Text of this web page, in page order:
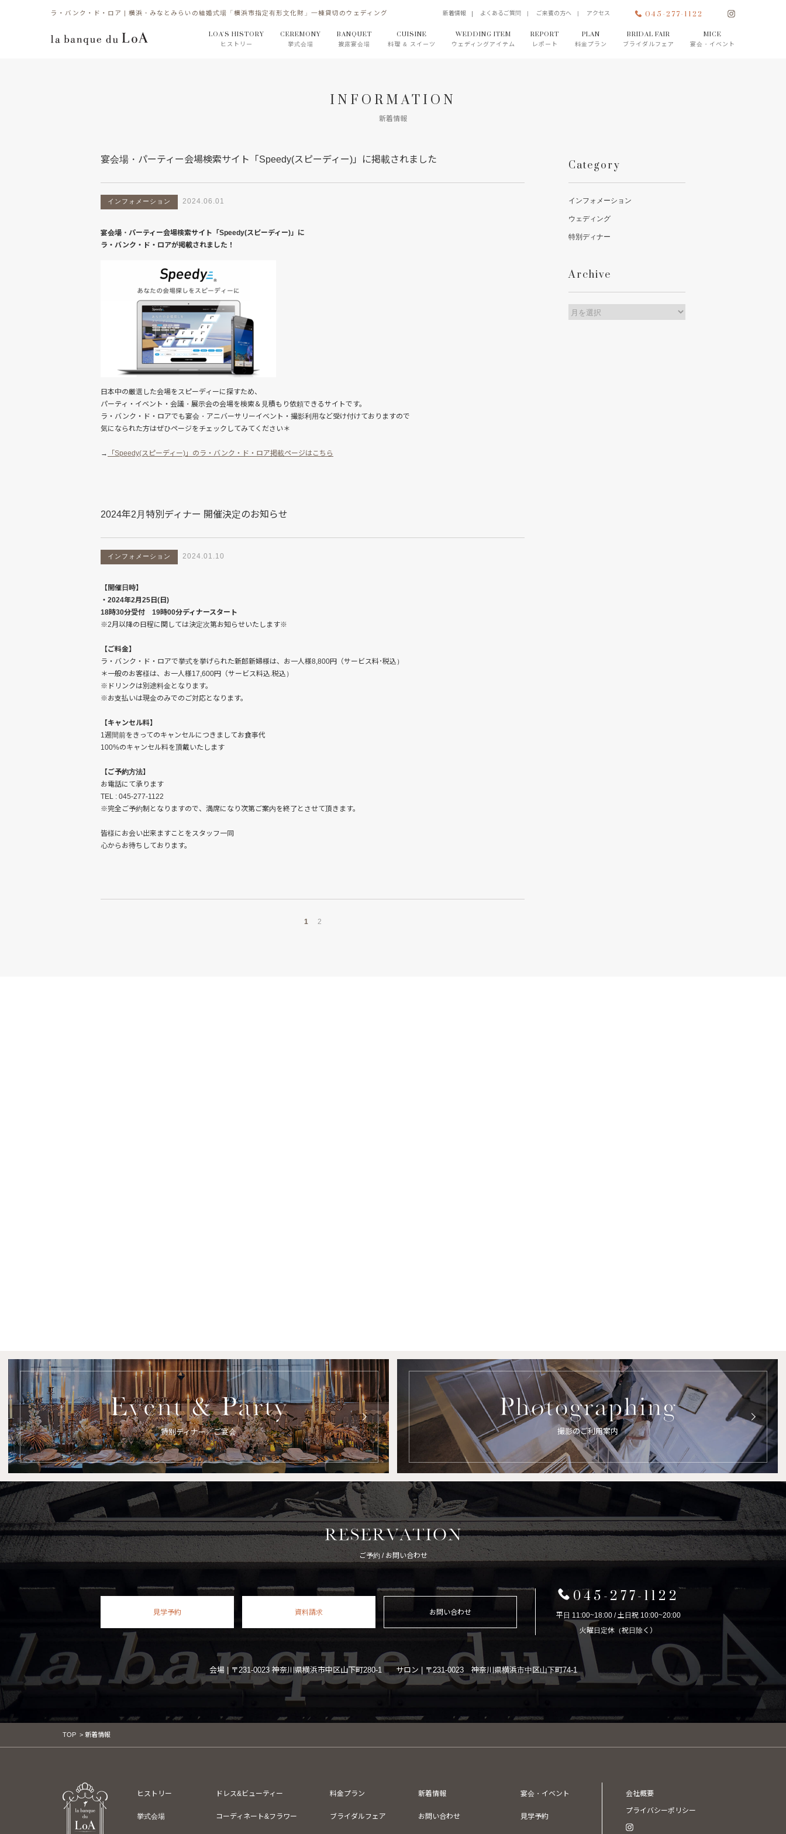
ラ・バンク・ド・ロア | 横浜・みなとみらいの結婚式場「横浜市指定有形文化財」一棟貸切のウェディング
LOA'S HISTORY
ヒストリー
CEREMONY
挙式会場
BANQUET
披露宴会場
CUISINE
料理 & スイーツ
WEDDING ITEM
ウェディングアイテム
REPORT
レポート
PLAN
料金プラン
BRIDAL FAIR
ブライダルフェア
MICE
宴会・イベント
新着情報 よくあるご質問 | ご来賓の方へ | アクセス 045-277-1122
INFORMATION
新着情報
宴会場・パーティー会場検索サイト「Speedy(スピーディー)」に掲載されました
インフォメーション 2024.06.01
宴会場・パーティー会場検索サイト「Speedy(スピーディー)」に
ラ・バンク・ド・ロアが掲載されました！
日本中の厳選した会場をスピーディーに探すため、
パーティ・イベント・会議・展示会の会場を検索＆見積もり依頼できるサイトです。
ラ・バンク・ド・ロアでも宴会・アニバーサリーイベント・撮影利用など受け付けておりますので
気になられた方はぜひページをチェックしてみてください＊
→ 「Speedy(スピーディー)」のラ・バンク・ド・ロア掲載ページはこちら
2024年2月特別ディナー 開催決定のお知らせ
インフォメーション 2024.01.10
【開催日時】
・2024年2月25日(日)
18時30分受付 19時00分ディナースタート
※2月以降の日程に関しては決定次第お知らせいたします※
【ご料金】
ラ・バンク・ド・ロアで挙式を挙げられた新郎新婦様は、お一人様8,800円（サービス料･税込）
＊一般のお客様は、お一人様17,600円（サービス料込.税込）
※ドリンクは別途料金となります。
※お支払いは現金のみでのご対応となります。
【キャンセル料】
1週間前をきってのキャンセルにつきましてお食事代
100%のキャンセル料を頂戴いたします
【ご予約方法】
お電話にて承ります
TEL : 045-277-1122
※完全ご予約制となりますので、満席になり次第ご案内を終了とさせて頂きます。
皆様にお会い出来ますことをスタッフ一同
心からお待ちしております。
1 2
Category
インフォメーション
ウェディング
特別ディナー
Archive
特別ディナー／ご宴会 撮影のご利用案内
ご予約 / お問い合わせ
見学予約 資料請求 お問い合わせ
045-277-1122
平日 11:00~18:00 / 土日祝 10:00~20:00
火曜日定休（祝日除く）
会場 | 〒231-0023 神奈川県横浜市中区山下町280-1 サロン | 〒231-0023 神奈川県横浜市中区山下町74-1
TOP > 新着情報
ヒストリー
挙式会場
ドレス&ビューティー
コーディネート&フラワー
料金プラン
ブライダルフェア
新着情報
お問い合わせ
宴会・イベント
見学予約
会社概要
プライバシーポリシー